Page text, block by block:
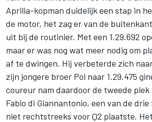
Aprilia-kopman duidelijk een stap in
de motor, het zag er van de
uit bij de routinier. Met een 1.29.692
maar er was nog wat meer nodig om
af te dwingen. Hij verbeterde zich
zijn jongere broer Pol naar 1.29.475
coureur nam daardoor de tweede plek
Fabio di Giannantonio, een van de
niet rechtstreeks voor Q2 plaatste.